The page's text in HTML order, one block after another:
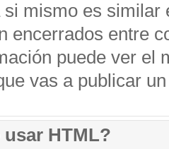
si mismo es
encerrados entre
puede ver el
vas a publicar
HTML?